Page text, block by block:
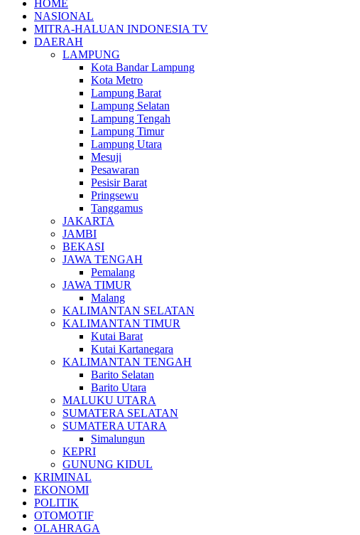
HOME
NASIONAL
MITRA-HALUAN INDONESIA TV
DAERAH
LAMPUNG
Kota Bandar Lampung
Kota Metro
Lampung Barat
Lampung Selatan
Lampung Tengah
Lampung Timur
Lampung Utara
Mesuji
Pesawaran
Pesisir Barat
Pringsewu
Tanggamus
JAKARTA
JAMBI
BEKASI
JAWA TENGAH
Pemalang
JAWA TIMUR
Malang
KALIMANTAN SELATAN
KALIMANTAN TIMUR
Kutai Barat
Kutai Kartanegara
KALIMANTAN TENGAH
Barito Selatan
Barito Utara
MALUKU UTARA
SUMATERA SELATAN
SUMATERA UTARA
Simalungun
KEPRI
GUNUNG KIDUL
KRIMINAL
EKONOMI
POLITIK
OTOMOTIF
OLAHRAGA